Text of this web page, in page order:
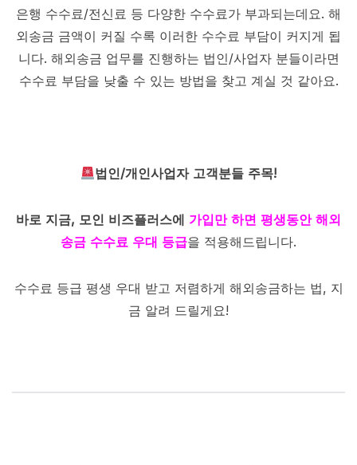
은행 수수료/전신료 등 다양한 수수료가 부과되는데요. 해
외송금 금액이 커질 수록 이러한 수수료 부담이 커지게 됩
니다. 해외송금 업무를 진행하는 법인/사업자 분들이라면
수수료 부담을 낮출 수 있는 방법을 찾고 계실 것 같아요.
법인/개인사업자 고객분들 주목!
바로 지금, 모인 비즈플러스에 가입만 하면 평생동안 해외
송금 수수료 우대 등급을 적용해드립니다.
수수료 등급 평생 우대 받고 저렴하게 해외송금하는 법, 지
금 알려 드릴게요!